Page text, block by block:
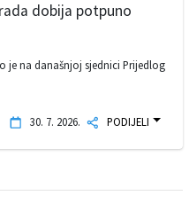
dobija potpuno
je na današnjoj sjednici Prijedlog
30. 7. 2026. PODIJELI